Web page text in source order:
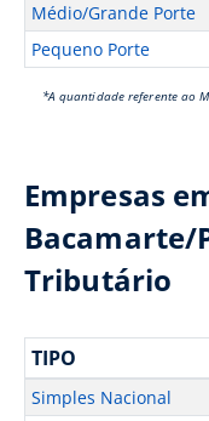
Médio/Grande Porte
Pequeno Porte
*A quantidade referente ao
Empresas
Bacamarte/
Tributário
TIPO
Simples Nacional